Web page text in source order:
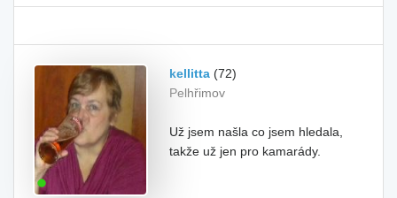
kellitta (72)
Pelhřimov
Už jsem našla co jsem hledala,
takže už jen pro kamarády.